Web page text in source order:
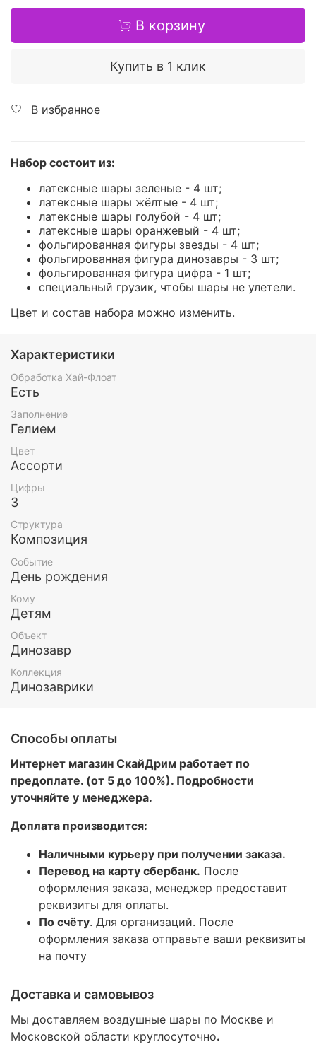
В корзину
Купить в 1 клик
В избранное
Набор состоит из:
латексные шары зеленые - 4 шт;
латексные шары жёлтые - 4 шт;
латексные шары голубой - 4 шт;
латексные шары оранжевый - 4 шт;
фольгированная фигуры звезды - 4 шт;
фольгированная фигура динозавры - 3 шт;
фольгированная фигура цифра - 1 шт;
специальный грузик, чтобы шары не улетели.
Цвет и состав набора можно изменить.
Характеристики
Обработка Хай-Флоат
Есть
Заполнение
Гелием
Цвет
Ассорти
Цифры
3
Структура
Композиция
Событие
День рождения
Кому
Детям
Объект
Динозавр
Коллекция
Динозаврики
Способы оплаты
Интернет магазин СкайДрим работает по
предоплате. (от 5 до 100%). Подробности
уточняйте у менеджера.
Доплата производится:
Наличными курьеру при получении заказа.
Перевод на карту сбербанк. После
оформления заказа, менеджер предоставит
реквизиты для оплаты.
По счёту. Для организаций. После
оформления заказа отправьте ваши реквизиты
на почту
Доставка и самовывоз
Мы доставляем воздушные шары по Москве и
Московской области круглосуточно.